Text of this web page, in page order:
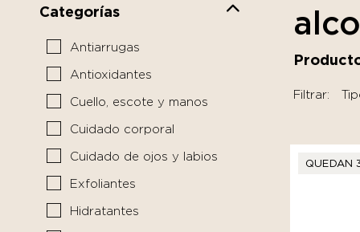
Categorías
Antiarrugas
Antioxidantes
Cuello, escote y manos
Cuidado corporal
Cuidado de ojos y labios
Exfoliantes
Hidratantes
Filtrar:
QUEDAN